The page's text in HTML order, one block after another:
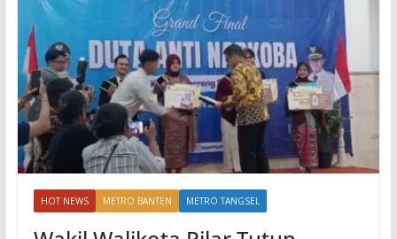
HOT NEWS METRO BANTEN METRO TANGSEL